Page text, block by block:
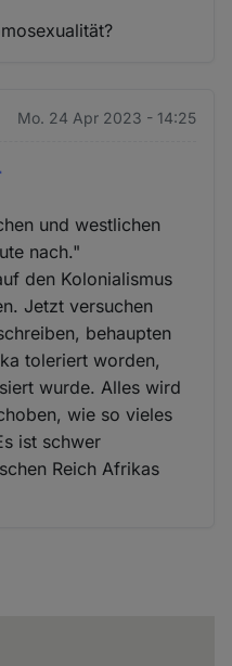
Mo. 24 Apr 2023 - 14:25
und westlichen
nach."
den Kolonialismus
Jetzt versuchen
behaupten
toleriert worden,
wurde. Alles wird
wie so vieles
ist schwer
Reich Afrikas